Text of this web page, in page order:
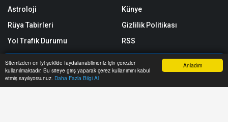
Anladım
Sitemizden en iyi şekilde faydalanabilmeniz için çerezler
kullanılmaktadır. Bu siteye giriş yaparak çerez kullanımını kabul
etmiş sayılıyorsunuz. Daha Fazla Bilgi Al
Astroloji
Rüya Tabirleri
Yol Trafik Durumu
Künye
Gizlilik Politikası
RSS
Sitemap
Sitene Ekle
Arşiv
Anasayfa Yazarlar Haber Ara İhbar Hattı Menu